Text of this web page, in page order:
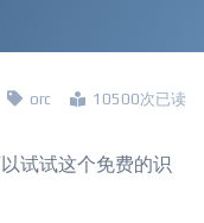
orc 10500次已读
试试这个免费的识